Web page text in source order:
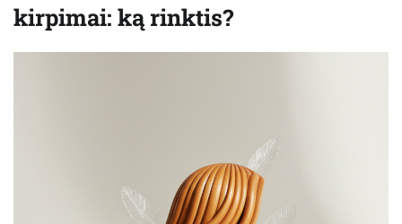
kirpimai: ką rinktis?